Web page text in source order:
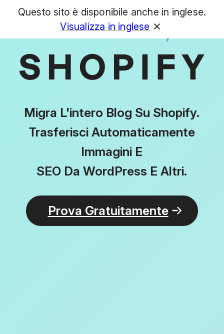
GET
Migra L'intero Blog Su Shopify.
Trasferisci Automaticamente
Immagini E
SEO Da WordPress E Altri.
Prova Gratuitamente
Questo sito è disponibile anche in inglese.
Visualizza in inglese